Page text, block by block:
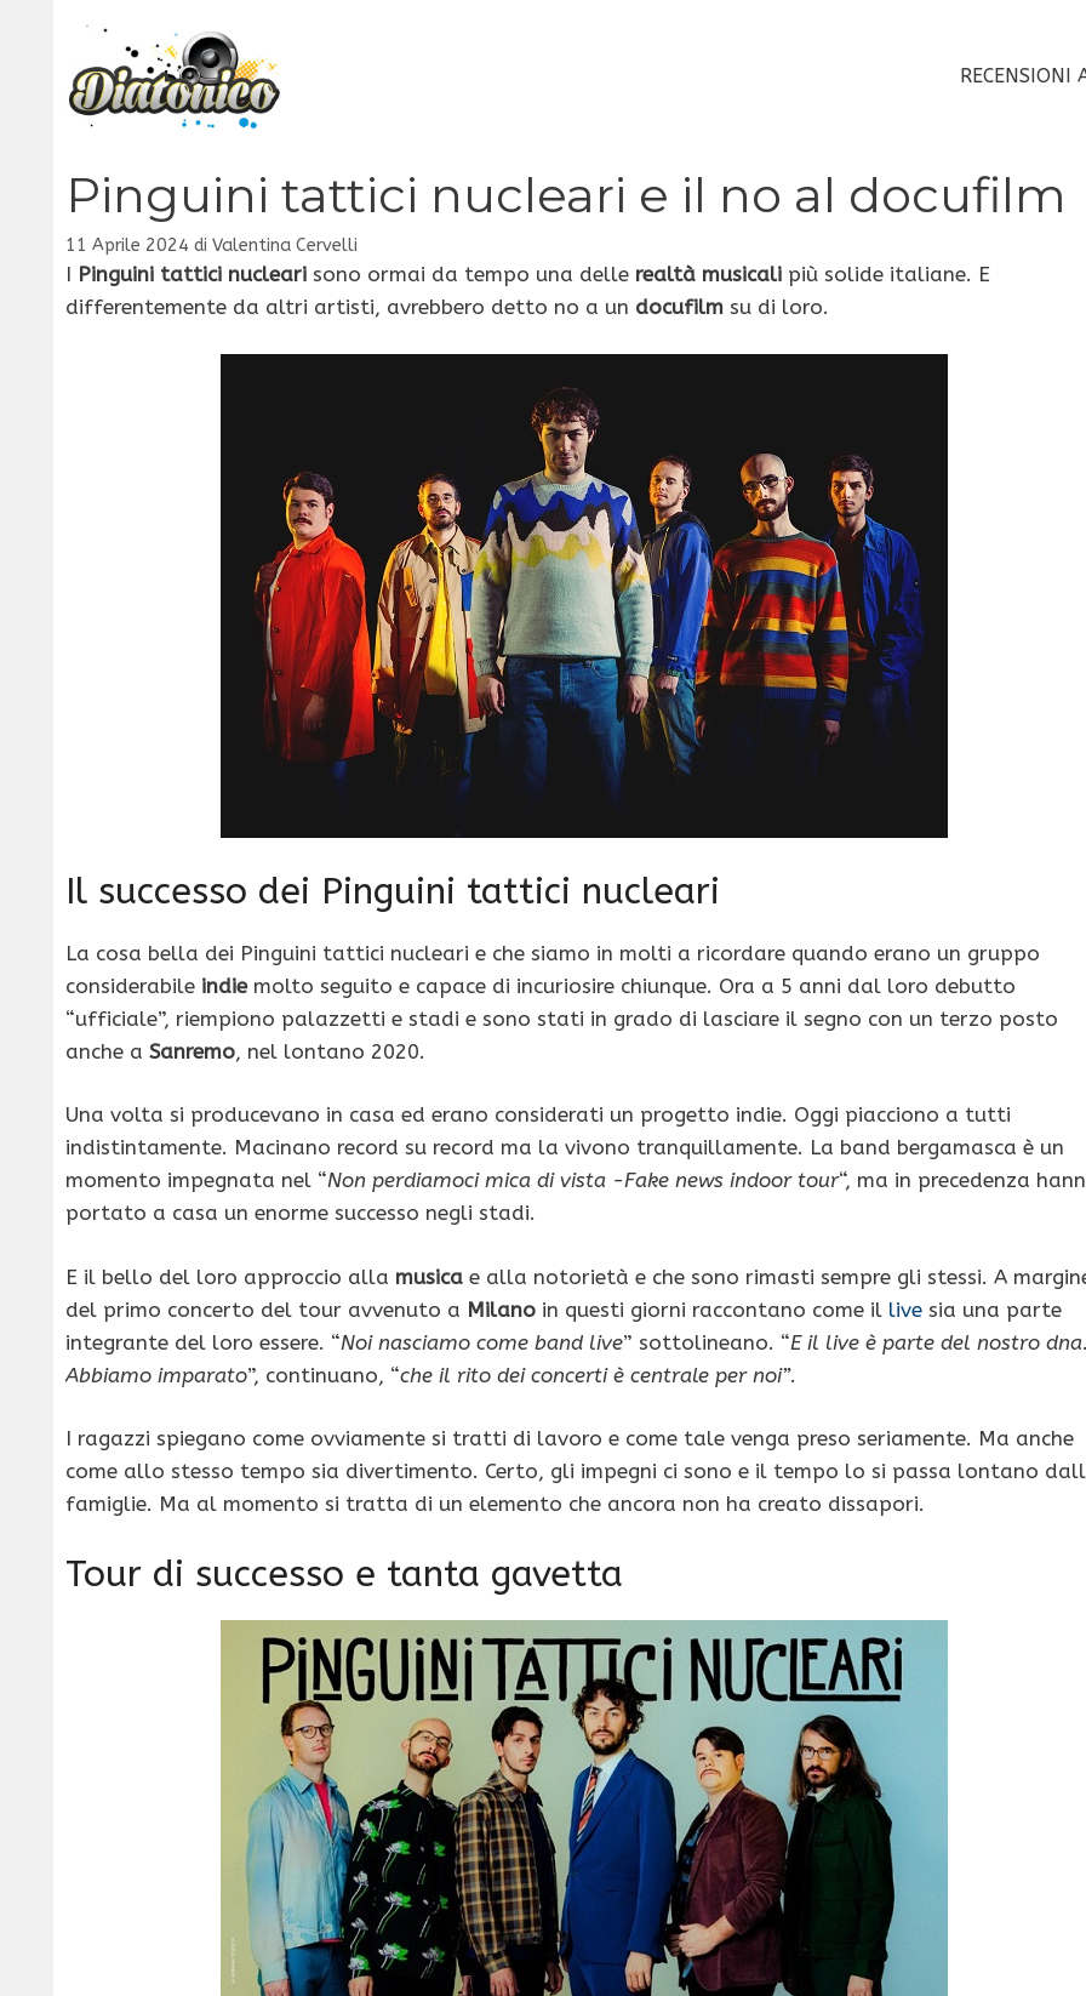
contenuto
RECENSIONI
Pinguini tattici nucleari e il no al docufilm
11 Aprile 2024 di Valentina Cervelli
I Pinguini tattici nucleari sono ormai da tempo una delle realtà musicali più solide italiane. E
differentemente da altri artisti, avrebbero detto no a un docufilm su di loro.
Il successo dei Pinguini tattici nucleari
La cosa bella dei Pinguini tattici nucleari e che siamo in molti a ricordare quando erano un gruppo
considerabile indiemolto seguito e capace di incuriosire chiunque. Ora a 5 anni dal loro debutto
“ufficiale”, riempiono palazzetti e stadi e sono stati in grado di lasciare il segno con un terzo posto
anche a Sanremo, nel lontano 2020.
Una volta si producevano in casa ed erano considerati un progetto indie. Oggi piacciono a tutti
indistintamente. Macinano record su record ma la vivono tranquillamente. La band bergamasca è un
momento impegnata nel “Non perdiamoci mica di vista -Fake news indoor tour“, ma in precedenza
portato a casa un enorme successo negli stadi.
E il bello del loro approccio alla musica e alla notorietà e che sono rimasti sempre gli stessi. A
del primo concerto del tour avvenuto a Milano in questi giorni raccontano come il live sia una parte
integrante del loro essere. “Noi nasciamo come band live” sottolineano. “E il live è parte del nostro
Abbiamo imparato”, continuano, “che il rito dei concerti è centrale per noi”.
I ragazzi spiegano come ovviamente si tratti di lavoro e come tale venga preso seriamente. Ma anche
come allo stesso tempo sia divertimento. Certo, gli impegni ci sono e il tempo lo si passa lontano
famiglie. Ma al momento si tratta di un elemento che ancora non ha creato dissapori.
Tour di successo e tanta gavetta